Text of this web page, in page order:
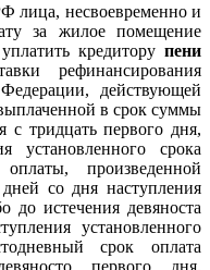
лица, несвоевременно и
за жилое помещение
кредитору пени
рефинансирования
действующей
в срок суммы
с тридцать первого дня,
установленного срока
произведенной
со дня наступления
до истечения девяноста
установленного
срок оплата
первого дня,